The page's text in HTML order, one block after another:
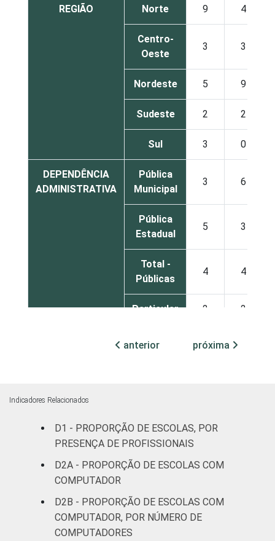
REGIÃO Norte 9 4
Centro-
Oeste
3 3
Nordeste 5 9
Sudeste 2 2
Sul 3 0
DEPENDÊNCIA
ADMINISTRATIVA
Pública
Municipal
3 6
Pública
Estadual
5 3
Total -
Públicas
4 4
Particular 2 2
Base: 841 escolas que possuem conexão à
Fonte: NIC.br - set 2014 / mar 2015
anterior próxima
Indicadores Relacionados
D1 - PROPORÇÃO DE ESCOLAS, POR
PRESENÇA DE PROFISSIONAIS
D2A - PROPORÇÃO DE ESCOLAS COM
COMPUTADOR
D2B - PROPORÇÃO DE ESCOLAS COM
COMPUTADOR, POR NÚMERO DE
COMPUTADORES